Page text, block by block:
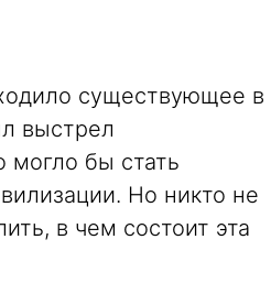
существующее в
выстрел
могло бы стать
Но никто не
в чем состоит эта